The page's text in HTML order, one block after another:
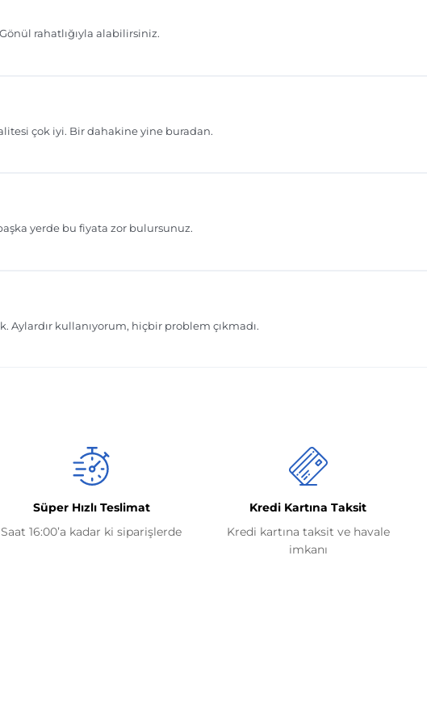
Süper Hızlı Teslimat
Saat 16:00’a kadar ki siparişlerde
Kredi Kartına Taksit
Kredi kartına taksit ve havale
imkanı